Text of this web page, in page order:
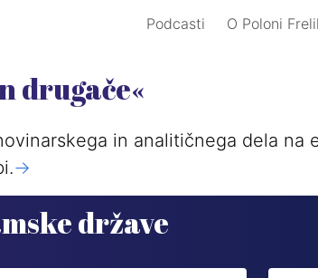
Podcasti O Poloni
drugače«
in analitičnega dela na
->
države